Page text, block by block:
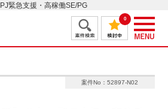
緊急支援・高稼働SE/PG
0
案件No：52897-N02